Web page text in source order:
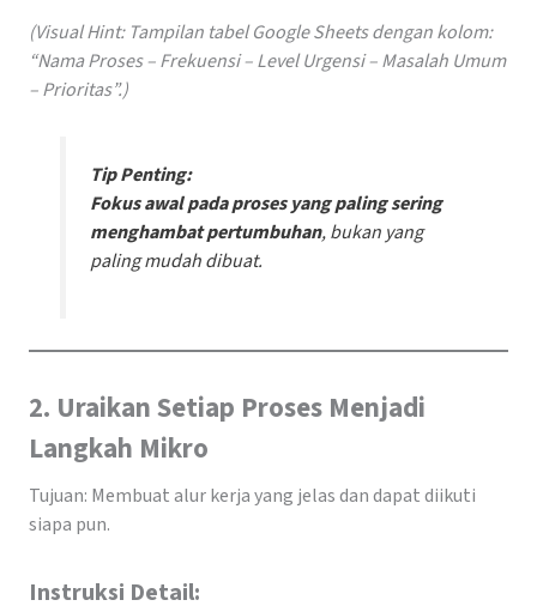
(Visual Hint: Tampilan tabel Google Sheets dengan kolom:
“Nama Proses – Frekuensi – Level Urgensi – Masalah Umum
– Prioritas”.)
Tip Penting:
Fokus awal pada proses yang paling sering
menghambat pertumbuhan, bukan yang
paling mudah dibuat.
2. Uraikan Setiap Proses Menjadi
Langkah Mikro
Tujuan: Membuat alur kerja yang jelas dan dapat diikuti
siapa pun.
Instruksi Detail: